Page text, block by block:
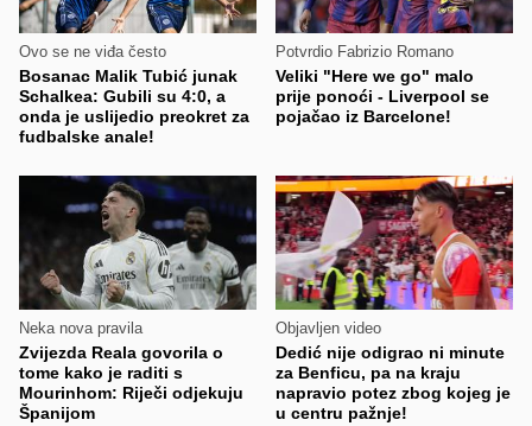
Ovo se ne viđa često
Bosanac Malik Tubić junak
Schalkea: Gubili su 4:0, a
onda je uslijedio preokret za
fudbalske anale!
Potvrdio Fabrizio Romano
Veliki "Here we go" malo
prije ponoći - Liverpool se
pojačao iz Barcelone!
Neka nova pravila
Zvijezda Reala govorila o
tome kako je raditi s
Mourinhom: Riječi odjekuju
Španijom
Objavljen video
Dedić nije odigrao ni minute
za Benficu, pa na kraju
napravio potez zbog kojeg je
u centru pažnje!